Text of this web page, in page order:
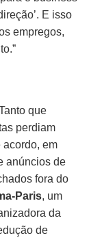
E isso
empregos,
que
perdiam
acordo, em
anúncios de
fora do
Paris, um
da
de